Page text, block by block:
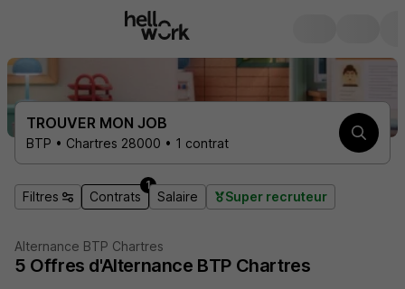
TROUVER MON JOB
BTP • Chartres 28000 • 1 contrat
Filtres Contrats
1
Salaire Super recruteur
Alternance BTP Chartres
5 Offres d'Alternance BTP Chartres